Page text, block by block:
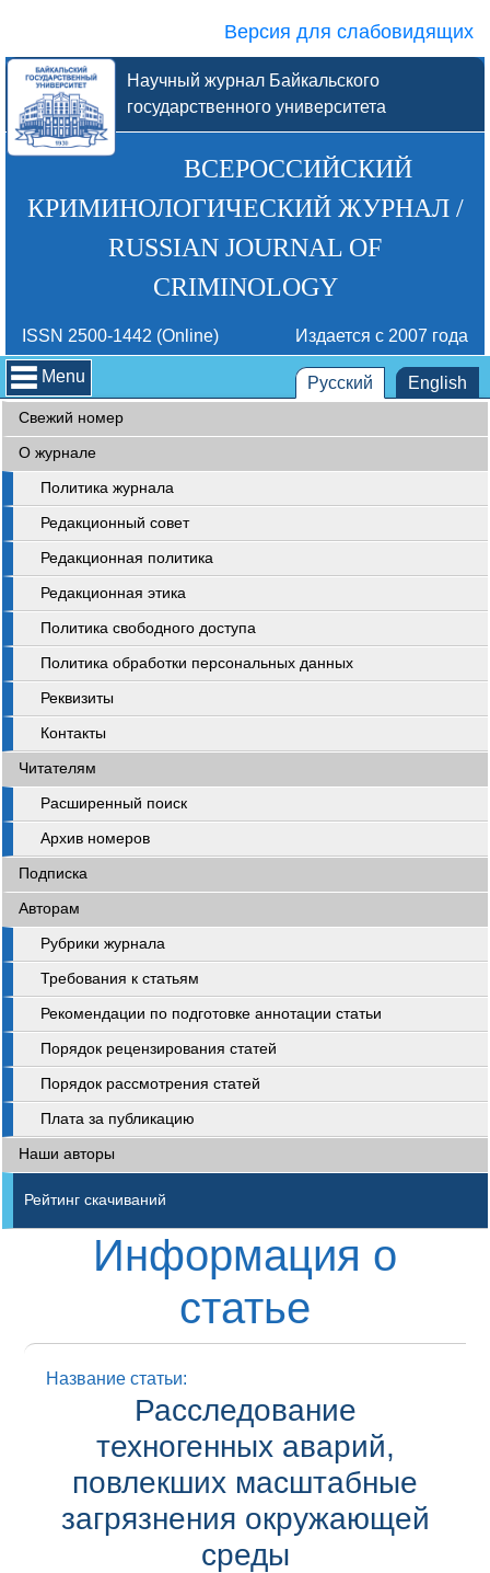
Версия для слабовидящих
Научный журнал Байкальского
государственного университета
ВСЕРОССИЙСКИЙ
КРИМИНОЛОГИЧЕСКИЙ ЖУРНАЛ /
RUSSIAN JOURNAL OF
CRIMINOLOGY
ISSN 2500-1442 (Online) Издается с 2007 года
Menu Русский English
Свежий номер
О журнале
Политика журнала
Редакционный совет
Редакционная политика
Редакционная этика
Политика свободного доступа
Политика обработки персональных данных
Реквизиты
Контакты
Читателям
Расширенный поиск
Архив номеров
Подписка
Авторам
Рубрики журнала
Требования к статьям
Рекомендации по подготовке аннотации статьи
Порядок рецензирования статей
Порядок рассмотрения статей
Плата за публикацию
Наши авторы
Рейтинг скачиваний
Информация о
статье
Название статьи:
Расследование
техногенных аварий,
повлекших масштабные
загрязнения окружающей
среды